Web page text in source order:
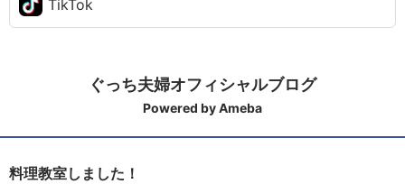
TikTok
ぐっち夫婦オフィシャルブログ
Powered by Ameba
料理教室しました！